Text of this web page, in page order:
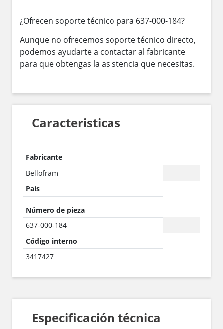
¿Ofrecen soporte técnico para 637-000-184?
Aunque no ofrecemos soporte técnico directo,
podemos ayudarte a contactar al fabricante
para que obtengas la asistencia que necesitas.
Caracteristicas
Fabricante
Bellofram
País
Número de pieza
637-000-184
Código interno
3417427
Especificación técnica